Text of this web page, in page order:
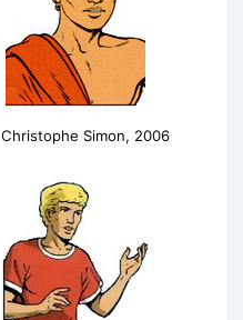
Christophe Simon, 2006